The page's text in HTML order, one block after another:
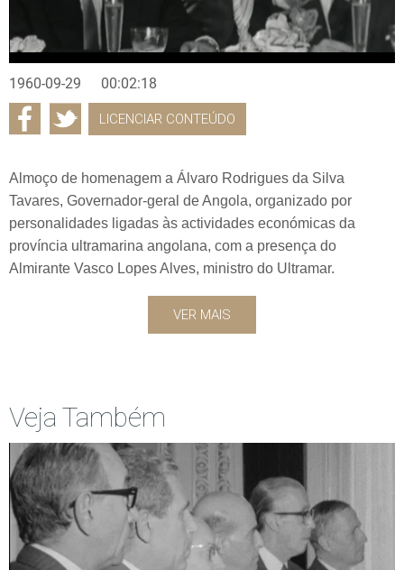
1960-09-29 00:02:18
LICENCIAR CONTEÚDO
Almoço de homenagem a Álvaro Rodrigues da Silva
Tavares, Governador-geral de Angola, organizado por
personalidades ligadas às actividades económicas da
província ultramarina angolana, com a presença do
Almirante Vasco Lopes Alves, ministro do Ultramar.
VER MAIS
Veja Também